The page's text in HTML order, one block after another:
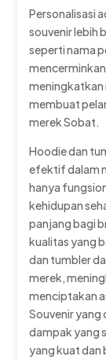
Personalisasi
souvenir lebih
seperti nama
meningkatkan
membuat
merek Sobat.
Hoodie dan
efektif dalam
hanya
kehidupan
panjang bagi
kualitas yang
dan tumbler
merek,
menciptakan
Souvenir yang
dampak yang
yang kuat dan